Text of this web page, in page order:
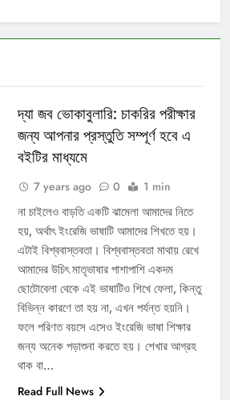
দ্যা জব ভোকাবুলারি: চাকরির পরীক্ষার
জন্য আপনার প্রস্তুতি সম্পূর্ণ হবে এ
বইটির মাধ্যমে
7 years ago 0 1 min
না চাইলেও বাড়তি একটি ঝামেলা আমাদের নিতে
হয়, অর্থাৎ ইংরেজি ভাষাটি আমাদের শিখতে হয়।
এটাই বিশ্ববাস্তবতা। বিশ্ববাস্তবতা মাথায় রেখে
আমাদের উচিৎ মাতৃভাষার পাশাপাশি একদম
ছোটোবেলা থেকে এই ভাষাটিও শিখে ফেলা, কিন্তু
বিভিন্ন কারণে তা হয় না, এখন পর্যন্ত হয়নি।
ফলে পরিণত বয়সে এসেও ইংরেজি ভাষা শিক্ষার
জন্য অনেক পড়াশুনা করতে হয়। শেখার আগ্রহ
থাক বা…
Read Full News